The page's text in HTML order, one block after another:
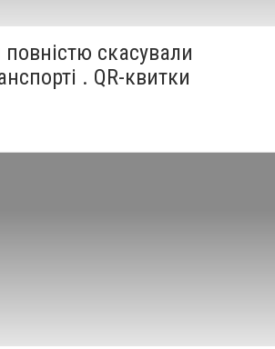
повністю скасували
. QR-квитки